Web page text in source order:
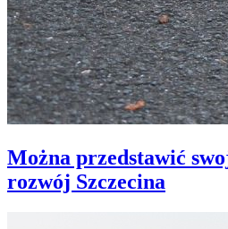
Można przedstawić
rozwój Szczecina